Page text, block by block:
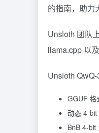
的指南，助力
Unsloth 团队
llama.cpp 以
Unsloth QwQ-
GGUF 格
动态 4-bit
BnB 4-bit